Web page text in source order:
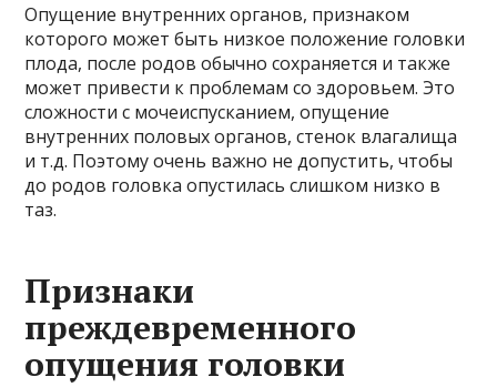
Опущение внутренних органов, признаком
которого может быть низкое положение головки
плода, после родов обычно сохраняется и также
может привести к проблемам со здоровьем. Это
сложности с мочеиспусканием, опущение
внутренних половых органов, стенок влагалища
и т.д. Поэтому очень важно не допустить, чтобы
до родов головка опустилась слишком низко в
таз.
Признаки
преждевременного
опущения головки